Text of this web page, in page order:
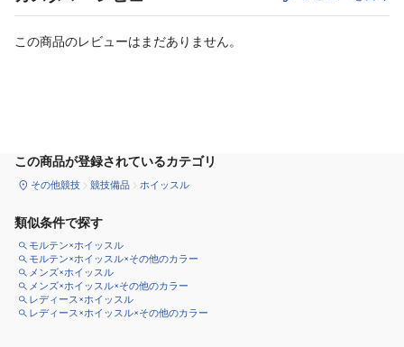
この商品のレビューはまだありません。
この商品が登録されているカテゴリ
その他競技 競技備品 ホイッスル
類似条件で探す
モルテン×ホイッスル
モルテン×ホイッスル×その他のカラー
メンズ×ホイッスル
メンズ×ホイッスル×その他のカラー
レディース×ホイッスル
レディース×ホイッスル×その他のカラー